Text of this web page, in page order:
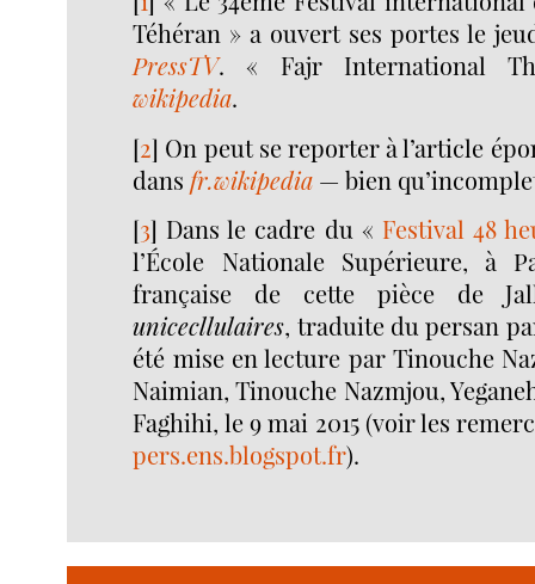
Téhéran » a ouvert ses portes le
PressTV. « Fajr International
wikipedia.
[2] On peut se reporter à l’article
dansfr.wikipedia — bien
[3] Dans le cadre du « Festival 48
l’École Nationale Supérieure, à
française de cette pièce de
unicecllulaires, traduite du persan
été mise en lecture par Tinouche
Naimian, Tinouche Nazmjou,
Faghihi, le 9 mai 2015 (voir les
pers.ens.blogspot.fr).